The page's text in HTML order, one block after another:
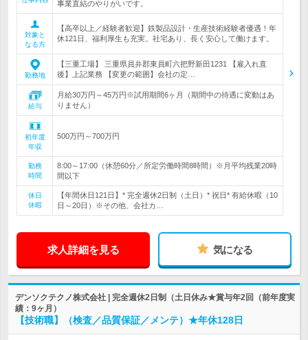
事業直結のやりがいです。
対象と
なる方
【高卒以上／経験者歓迎】鉄製品設計・生産技術経験者優遇！年
休121日、福利厚生も充実。社宅あり、長く安心して働けます。
勤務地
【三重工場】 三重県員弁郡東員町六把野新田1231 【雇入れ直
後】上記業務 【変更の範囲】会社の定…
給与
月給30万円～45万円※試用期間6ヶ月（期間中の待遇に変動はあ
りません）
初年度
年収
500万円～700万円
勤務
時間
8:00～17:00（休憩60分／所定労働時間8時間）※月平均残業20時
間以下
休日
休暇
【年間休日121日】* 完全週休2日制（土日）* 祝日* 有給休暇（10
日～20日）※その他、会社カ…
求人詳細を見る 気になる
デンソクテクノ株式会社 | 完全週休2日制（土日休み★賞与年2回（前年度実
績：9ヶ月）
【技術職】（検査／品質保証／メンテ）★年休128日